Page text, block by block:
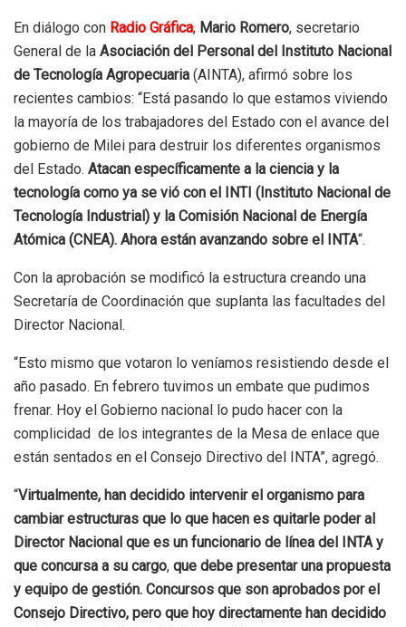
En diálogo con Radio Gráfica, Mario Romero, secretario
General de la Asociación del Personal del Instituto Nacional
de Tecnología Agropecuaria (AINTA), afirmó sobre los
recientes cambios: “Está pasando lo que estamos viviendo
la mayoría de los trabajadores del Estado con el avance del
gobierno de Milei para destruir los diferentes organismos
del Estado. Atacan específicamente a la ciencia y la
tecnología como ya se vió con el INTI (Instituto Nacional de
Tecnología Industrial) y la Comisión Nacional de Energía
Atómica (CNEA). Ahora están avanzando sobre el INTA“.
Con la aprobación se modificó la estructura creando una
Secretaría de Coordinación que suplanta las facultades del
Director Nacional.
“Esto mismo que votaron lo veníamos resistiendo desde el
año pasado. En febrero tuvimos un embate que pudimos
frenar. Hoy el Gobierno nacional lo pudo hacer con la
complicidad de los integrantes de la Mesa de enlace que
están sentados en el Consejo Directivo del INTA”, agregó.
“Virtualmente, han decidido intervenir el organismo para
cambiar estructuras que lo que hacen es quitarle poder al
Director Nacional que es un funcionario de línea del INTA y
que concursa a su cargo, que debe presentar una propuesta
y equipo de gestión. Concursos que son aprobados por el
Consejo Directivo, pero que hoy directamente han decidido